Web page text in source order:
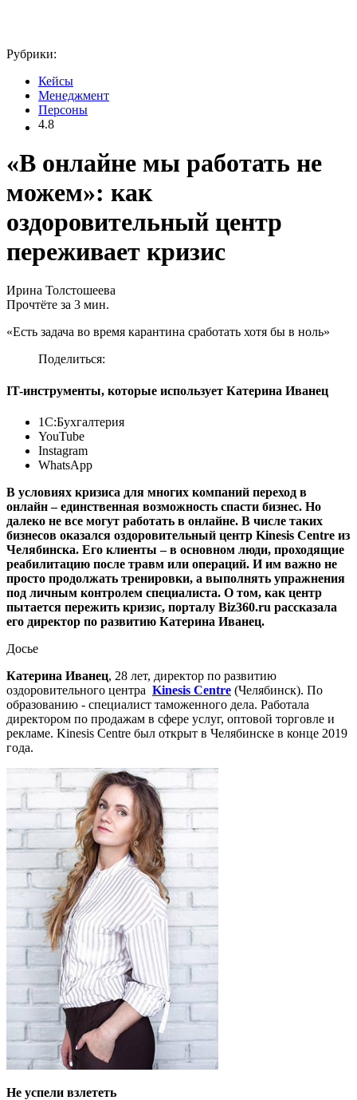
Рубрики:
Кейсы
Менеджмент
Персоны
4.8
«В онлайне мы работать не
можем»: как
оздоровительный центр
переживает кризис
Ирина Толстошеева
Прочтёте за 3 мин.
«Есть задача во время карантина сработать хотя бы в ноль»
Поделиться:
IT-инструменты, которые использует Катерина Иванец
1С:Бухгалтерия
YouTube
Instagram
WhatsApp
В условиях кризиса для многих компаний переход в
онлайн – единственная возможность спасти бизнес. Но
далеко не все могут работать в онлайне. В числе таких
бизнесов оказался оздоровительный центр Kinesis Centre из
Челябинска. Его клиенты – в основном люди, проходящие
реабилитацию после травм или операций. И им важно не
просто продолжать тренировки, а выполнять упражнения
под личным контролем специалиста. О том, как центр
пытается пережить кризис, порталу Biz360.ru рассказала
его директор по развитию Катерина Иванец.
Досье
Катерина Иванец, 28 лет, директор по развитию
оздоровительного центра Kinesis Centre (Челябинск). По
образованию - специалист таможенного дела. Работала
директором по продажам в сфере услуг, оптовой торговле и
рекламе. Kinesis Centre был открыт в Челябинске в конце 2019
года.
Не успели взлететь